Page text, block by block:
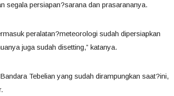
segala persiapan?sarana dan prasarananya.
peralatan?meteorologi sudah dipersiapkan
juga sudah disetting,” katanya.
Tebelian yang sudah dirampungkan saat?ini,